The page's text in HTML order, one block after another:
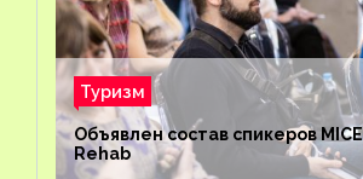
Туризм
Объявлен состав спикеров
Rehab